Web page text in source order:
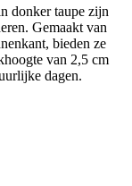
donker taupe zijn
Gemaakt van
bieden ze
van 2,5 cm
dagen.